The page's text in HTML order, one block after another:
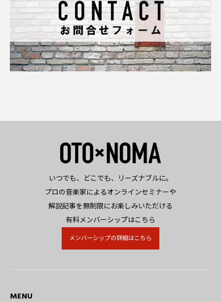
いつでも、どこでも、リーズナブルに。
プロの音楽家によるオンラインセミナーや
解説記事を無制限にお楽しみいただける
有料メンバーシップはこちら
メンバーシップの詳細はこちら
MENU